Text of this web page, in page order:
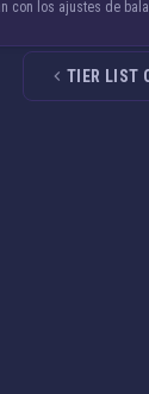
con los ajustes de
TIER LIST